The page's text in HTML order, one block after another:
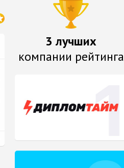
3 лучших
компании рейтинга